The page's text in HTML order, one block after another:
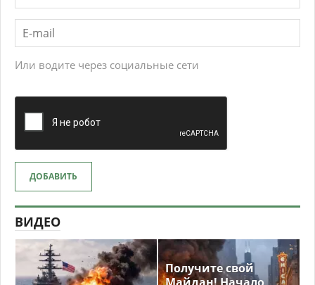
Или водите через социальные сети
ДОБАВИТЬ
ВИДЕО
Получите свой